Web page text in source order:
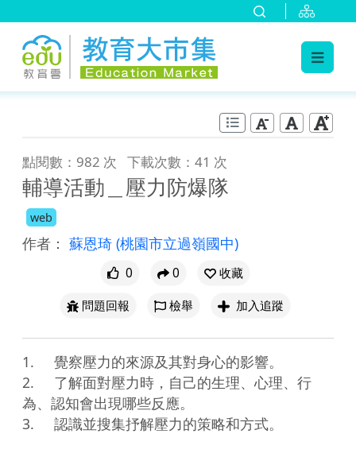
點閱數：982 次 下載次數：41 次
輔導活動＿壓力防爆隊
web
作者： 蘇恩琦 (桃園市立過嶺國中)
0 0
收藏
問題回報
檢舉 加入追蹤
1.	覺察壓力的來源及其對身心的影響。
2.	了解面對壓力時，自己的生理、心理、行
為、認知會出現哪些反應。